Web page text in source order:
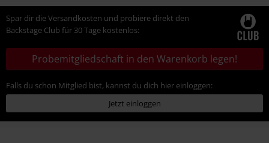
Spar dir die Versandkosten und probiere direkt den
Backstage Club für 30 Tage kostenlos:
Probemitgliedschaft in den Warenkorb legen!
Falls du schon Mitglied bist, kannst du dich hier einloggen:
Jetzt einloggen